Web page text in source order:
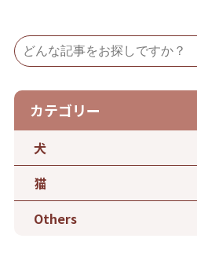
カテゴリー
犬
猫
Others